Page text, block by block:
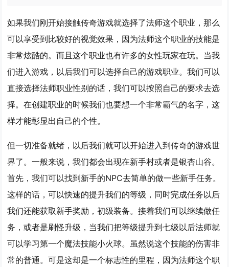
如果我们刚开始接触传奇游戏就选择了法师这个职业，那么
可以享受到比较好的视觉效果，因为法师这个职业的技能是
非常炫酷的。而且这个职业也有许多的女性玩家在玩。当我
们进入游戏，以后我们可以选择自己的游戏职业。我们可以
直接选择法师职业性别的话，我们可以按照自己的要求去选
择。在创建职业的时候我们也要想一个非常霸气的名字，这
样才能彰显出自己的个性。
但一切准备就绪，以后我们就可以开始进入到传奇的游戏世
界了。一般来说，我们都会出现在新手村或者是银杏山谷。
首先，我们可以找到新手的NPC去简单的做一些新手任务。
这样的话，可以快速的提升我们的等级，同时完成任务以后
我们还能获取新手奖励，初级装备。接着我们可以继续做任
务，或者是刷怪升级，当我们把等级提升到七级以后法师就
可以学习第一个魔法技能小火球。虽然说这个技能的伤害非
常的普通。可是这却是一个标志性的里程，因为法师这个职